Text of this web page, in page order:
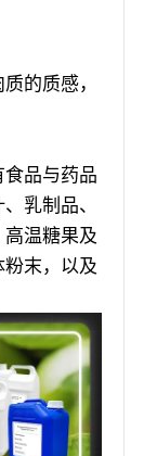
的质感，
品与药品
乳制品、
温糖果及
末，以及